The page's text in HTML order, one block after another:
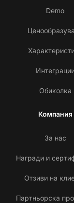
Demo
Обиколка
Компания
За нас
Награди и
Отзиви на
Партньорска